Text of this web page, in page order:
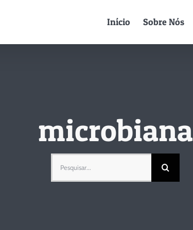
Início Sobre Nós
microbiana